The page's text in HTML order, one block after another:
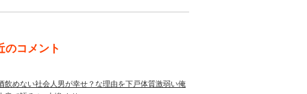
のコメント
飲めない社会人男が幸せ？な理由を下戸体質激弱い俺